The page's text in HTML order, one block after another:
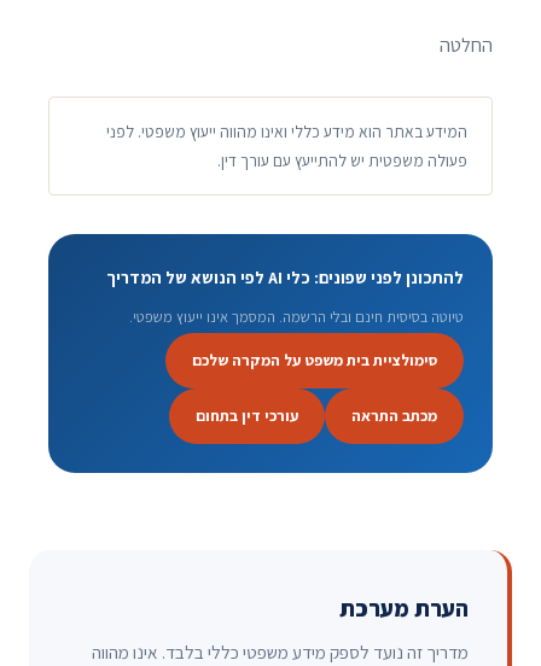
החלטה
המידע באתר הוא מידע כללי ואינו מהווה ייעוץ משפטי. לפני
פעולה משפטית יש להתייעץ עם עורך דין.
להתכונן לפני שפונים: כלי AI לפי הנושא של המדריך
טיוטה בסיסית חינם ובלי הרשמה. המסמך אינו ייעוץ משפטי.
סימולציית בית משפט על המקרה שלכם
מכתב התראה עורכי דין בתחום
הערת מערכת
מדריך זה נועד לספק מידע משפטי כללי בלבד. אינו מהווה